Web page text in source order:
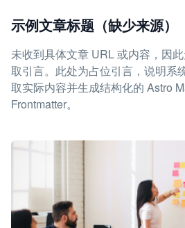
示例文章标题（缺少来源）
未收到具体文章 URL 或内容，因
取引言。此处为占位引言，说明系
取实际内容并生成结构化的 Astro
Frontmatter。